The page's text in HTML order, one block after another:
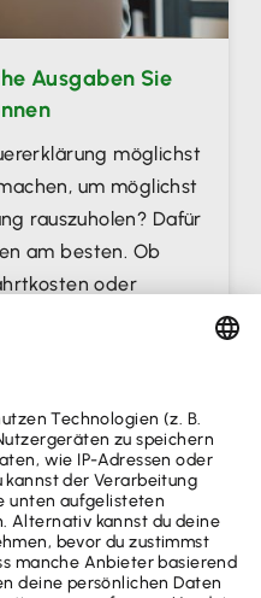
Ausgaben Sie
möglichst
um möglichst
rauszuholen? Dafür
am besten. Ob
oder
Sie, welche
absetzen
zu reduzieren.
Alle Artikel